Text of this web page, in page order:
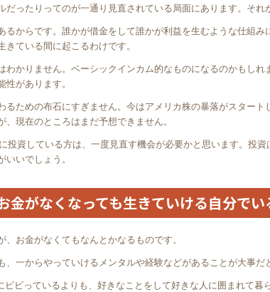
ったりってのが一通り見直されている局面にあります。それ
るからです。誰かが借金をして誰かが利益を生むような仕組
ている間に起こるわけです。
わかりません。ベーシックインカム的なものになるのかもし
があります。
るための布石にすぎません。今はアメリカ株の暴落がスタート
現在のところはまだ予想できません。
投資している方は、一度見直す機会が必要かと思います。投
いでしょう。
金がなくなっても生きていける自分で
お金がなくてもなんとかなるものです。
一からやっていけるメンタルや経験などがあることが大事だ
ビビっているよりも、好きなことをして好きな人に囲まれて暮